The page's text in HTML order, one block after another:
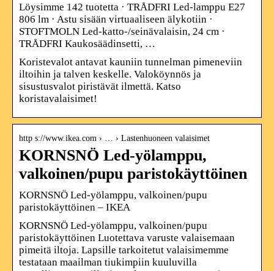
Löysimme 142 tuotetta · TRÅDFRI Led-lamppu E27
806 lm · Astu sisään virtuaaliseen älykotiin ·
STOFTMOLN Led-katto-/seinävalaisin, 24 cm ·
TRÅDFRI Kaukosäädinsetti, …
Koristevalot antavat kauniin tunnelman pimeneviin
iltoihin ja talven keskelle. Valoköynnös ja
sisustusvalot piristävät ilmettä. Katso
koristavalaisimet!
http s://www.ikea.com › … › Lastenhuoneen valaisimet
KORNSNÖ Led-yölamppu,
valkoinen/pupu paristokäyttöinen
KORNSNÖ Led-yölamppu, valkoinen/pupu
paristokäyttöinen – IKEA
KORNSNÖ Led-yölamppu, valkoinen/pupu
paristokäyttöinen Luotettava varuste valaisemaan
pimeitä iltoja. Lapsille tarkoitetut valaisimemme
testataan maailman tiukimpiin kuuluvilla